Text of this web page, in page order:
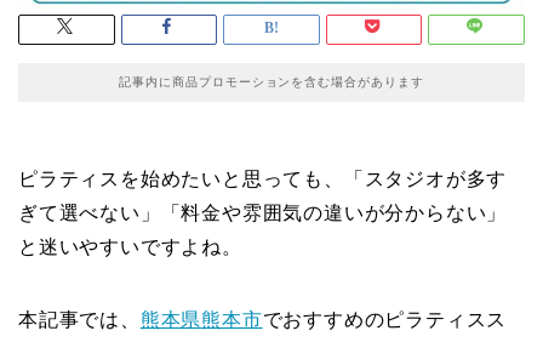
記事内に商品プロモーションを含む場合があります
ピラティスを始めたいと思っても、「スタジオが多す
ぎて選べない」「料金や雰囲気の違いが分からない」
と迷いやすいですよね。
本記事では、 熊本県熊本市でおすすめのピラティスス